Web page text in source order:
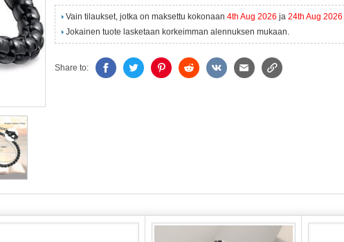
Vain tilaukset, jotka on maksettu kokonaan 4th Aug 2026 ja 24th Aug 2026
Jokainen tuote lasketaan korkeimman alennuksen mukaan.
Share to: